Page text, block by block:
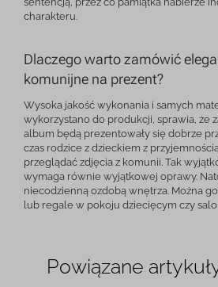
charakteru.
Dlaczego warto zamówić
komunijne na prezent?
Wysoka jakość wykonania i samych
wykorzystano do produkcji, sprawia, że
album będą prezentowały się dobrze
czas rodzice z dzieckiem z
przeglądać zdjęcia z komunii. Tak
wymaga równie wyjątkowej oprawy.
niecodzienną ozdobą wnętrza. Można
lub regale w pokoju dziecięcym czy
Powiązane